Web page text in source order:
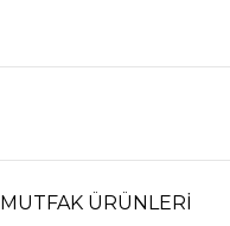
MUTFAK ÜRÜNLERİ